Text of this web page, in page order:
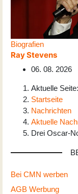
Biografien
Ray Stevens
06. 08. 2026
Aktuelle Seite:
Startseite
Nachrichten
Aktuelle
Drei Oscar-
Bei CMN werben
AGB Werbung